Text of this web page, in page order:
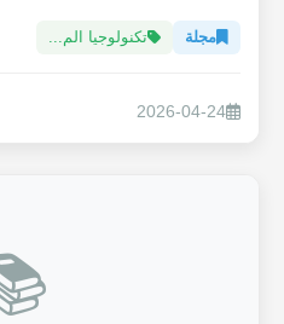
مجلة تكنولوجيا الم...
2026-04-24